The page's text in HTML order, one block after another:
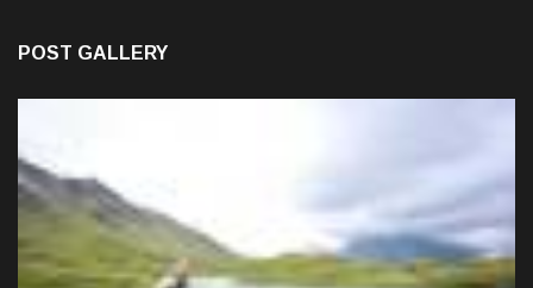
POST GALLERY